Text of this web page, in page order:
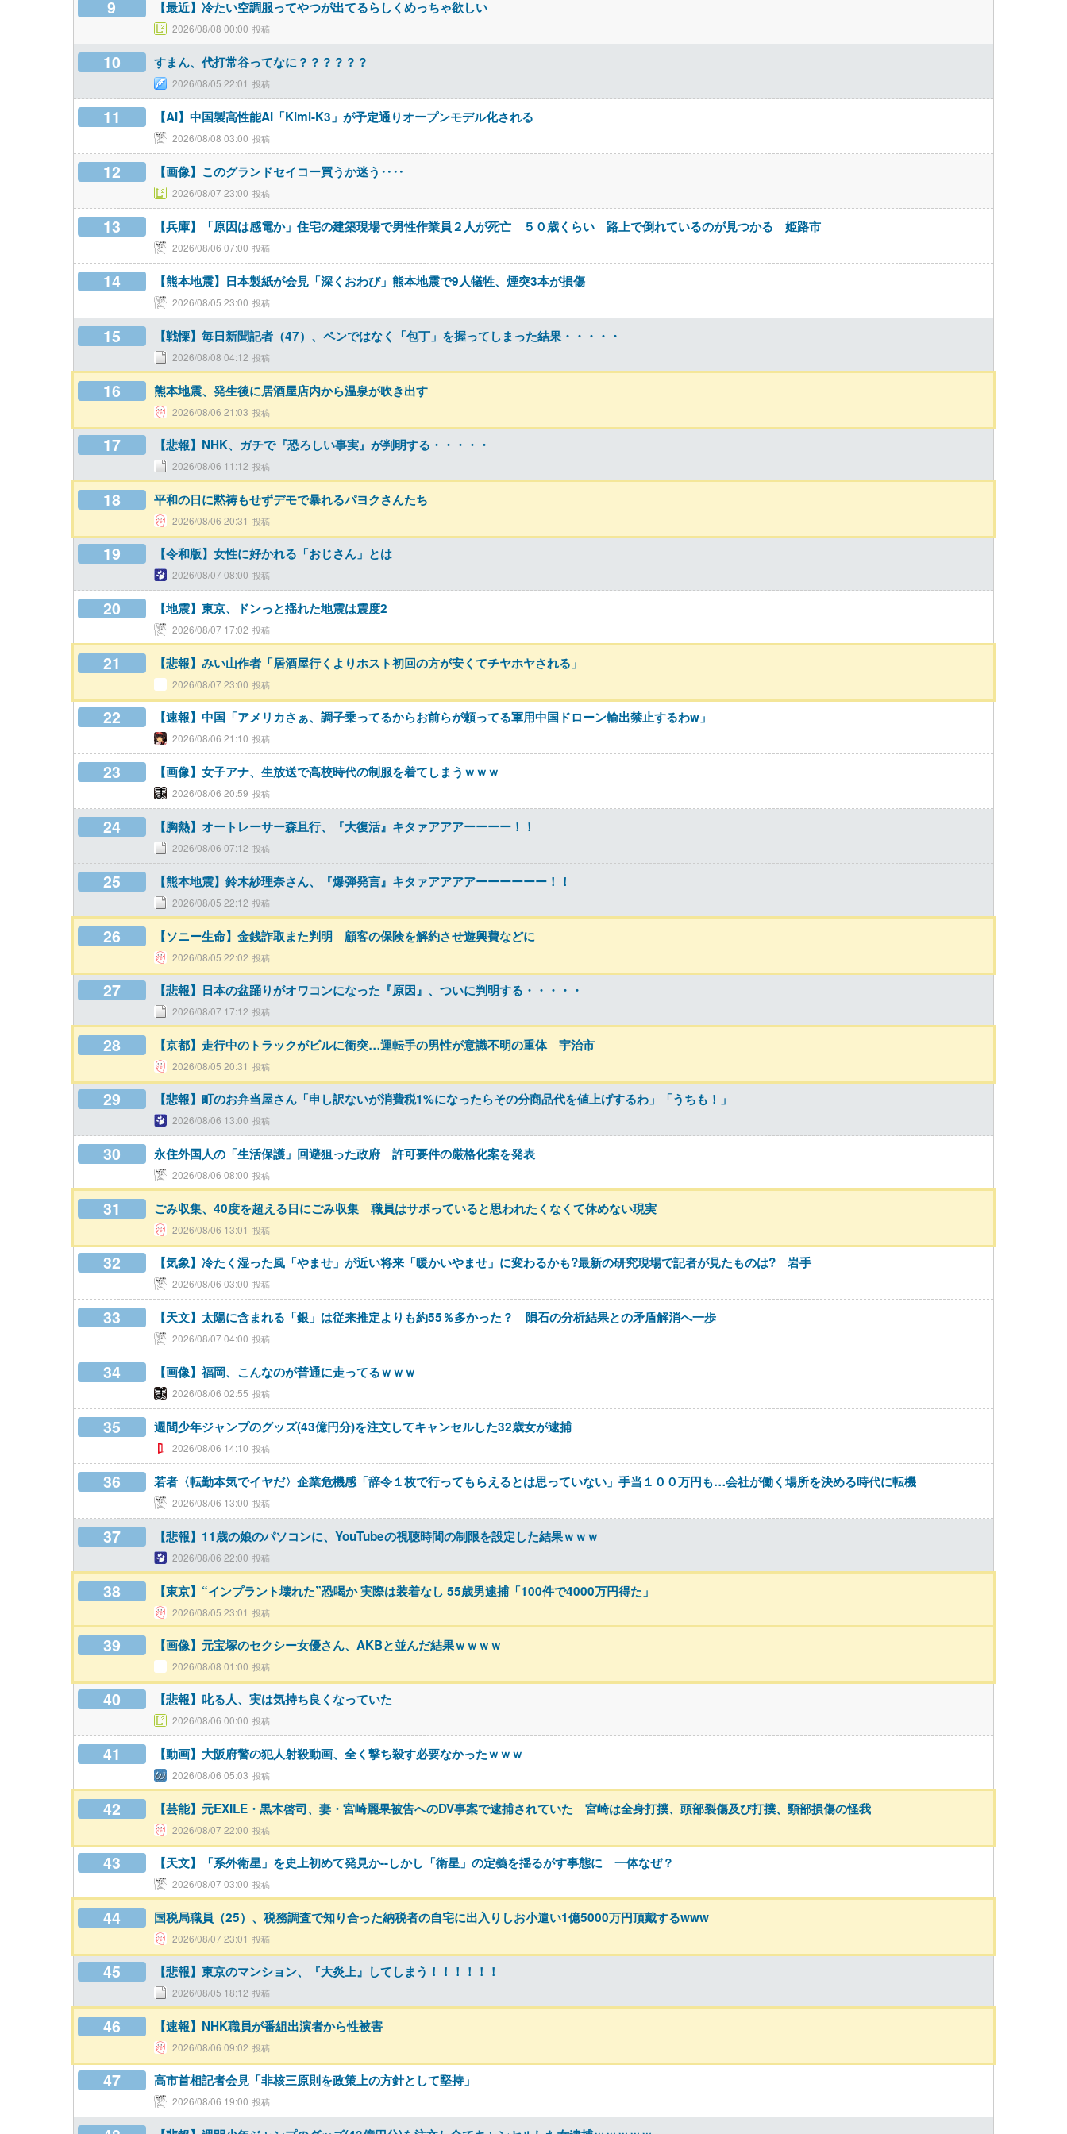
9 【最近】冷たい空調服ってやつが出てるらしくめっちゃ欲しい
2026/08/08 00:00
10 すまん、代打常谷ってなに？？？？？？
2026/08/05 22:01
11 【AI】中国製高性能AI「Kimi-K3」が予定通りオープンモデル化される
2026/08/08 03:00
12 【画像】このグランドセイコー買うか迷う‥‥
2026/08/07 23:00
13 【兵庫】「原因は感電か」住宅の建築現場で男性作業員２人が死亡 ５０歳くらい 路上で倒れているのが見つかる 姫路市
2026/08/06 07:00
14 【熊本地震】日本製紙が会見「深くおわび」熊本地震で9人犠牲、煙突3本が損傷
2026/08/05 23:00
15 【戦慄】毎日新聞記者（47）、ペンではなく「包丁」を握ってしまった結果・・・・・
2026/08/08 04:12
16 熊本地震、発生後に居酒屋店内から温泉が吹き出す
2026/08/06 21:03
17 【悲報】NHK、ガチで『恐ろしい事実』が判明する・・・・・
2026/08/06 11:12
18 平和の日に黙祷もせずデモで暴れるパヨクさんたち
2026/08/06 20:31
19 【令和版】女性に好かれる「おじさん」とは
2026/08/07 08:00
20 【地震】東京、ドンっと揺れた地震は震度2
2026/08/07 17:02
21 【悲報】みい山作者「居酒屋行くよりホスト初回の方が安くてチヤホヤされる」
2026/08/07 23:00
22 【速報】中国「アメリカさぁ、調子乗ってるからお前らが頼ってる軍用中国ドローン輸出禁止するわw」
2026/08/06 21:10
23 【画像】女子アナ、生放送で高校時代の制服を着てしまうｗｗｗ
2026/08/06 20:59
24 【胸熱】オートレーサー森且行、『大復活』キタァアアアーーーー！！
2026/08/06 07:12
25 【熊本地震】鈴木紗理奈さん、『爆弾発言』キタァアアアアーーーーーー！！
2026/08/05 22:12
26 【ソニー生命】金銭詐取また判明 顧客の保険を解約させ遊興費などに
2026/08/05 22:02
27 【悲報】日本の盆踊りがオワコンになった『原因』、ついに判明する・・・・・
2026/08/07 17:12
28 【京都】走行中のトラックがビルに衝突…運転手の男性が意識不明の重体 宇治市
2026/08/05 20:31
29 【悲報】町のお弁当屋さん「申し訳ないが消費税1%になったらその分商品代を値上げするわ」「うちも！」
2026/08/06 13:00
30 永住外国人の「生活保護」回避狙った政府 許可要件の厳格化案を発表
2026/08/06 08:00
31 ごみ収集、40度を超える日にごみ収集 職員はサボっていると思われたくなくて休めない現実
2026/08/06 13:01
32 【気象】冷たく湿った風「やませ」が近い将来「暖かいやませ」に変わるかも?最新の研究現場で記者が見たものは? 岩手
2026/08/06 03:00
33 【天文】太陽に含まれる「銀」は従来推定よりも約55％多かった？ 隕石の分析結果との矛盾解消へ一歩
2026/08/07 04:00
34 【画像】福岡、こんなのが普通に走ってるｗｗｗ
2026/08/06 02:55
35 週間少年ジャンプのグッズ(43億円分)を注文してキャンセルした32歳女が逮捕
2026/08/06 14:10
36 若者〈転勤本気でイヤだ〉企業危機感「辞令１枚で行ってもらえるとは思っていない」手当１００万円も…会社が働く場所を決める時代に転機
2026/08/06 13:00
37 【悲報】11歳の娘のパソコンに、YouTubeの視聴時間の制限を設定した結果ｗｗｗ
2026/08/06 22:00
38 【東京】“インプラント壊れた”恐喝か 実際は装着なし 55歳男逮捕「100件で4000万円得た」
2026/08/05 23:01
39 【画像】元宝塚のセクシー女優さん、AKBと並んだ結果ｗｗｗｗ
2026/08/08 01:00
40 【悲報】叱る人、実は気持ち良くなっていた
2026/08/06 00:00
41 【動画】大阪府警の犯人射殺動画、全く撃ち殺す必要なかったｗｗｗ
2026/08/06 05:03
42 【芸能】元EXILE・黒木啓司、妻・宮崎麗果被告へのDV事案で逮捕されていた 宮崎は全身打撲、頭部裂傷及び打撲、頸部損傷の怪我
2026/08/07 22:00
43 【天文】「系外衛星」を史上初めて発見か--しかし「衛星」の定義を揺るがす事態に 一体なぜ？
2026/08/07 03:00
44 国税局職員（25）、税務調査で知り合った納税者の自宅に出入りしお小遣い1億5000万円頂戴するwww
2026/08/07 23:01
45 【悲報】東京のマンション、『大炎上』してしまう！！！！！！
2026/08/05 18:12
46 【速報】NHK職員が番組出演者から性被害
2026/08/06 09:02
47 高市首相記者会見「非核三原則を政策上の方針として堅持」
2026/08/06 19:00